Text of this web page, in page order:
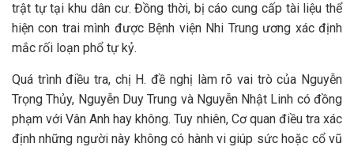
trật tự tại khu dân cư. Đồng thời, bị cáo cung cấp tài liệu thể
hiện con trai mình được Bệnh viện Nhi Trung ương xác định
mắc rối loạn phổ tự kỷ.
Quá trình điều tra, chị H. đề nghị làm rõ vai trò của Nguyễn
Trọng Thủy, Nguyễn Duy Trung và Nguyễn Nhật Linh có đồng
phạm với Vân Anh hay không. Tuy nhiên, Cơ quan điều tra xác
định những người này không có hành vi giúp sức hoặc cổ vũ